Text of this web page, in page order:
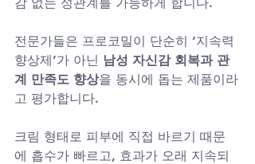
전문가들은 프로코밀이 단순히 ‘지속력
향상제’가 아닌 남성 자신감 회복과 관
계 만족도 향상을 동시에 돕는 제품이라
고 평가합니다.
크림 형태로 피부에 직접 바르기 때문
에 흡수가 빠르고, 효과가 오래 지속되